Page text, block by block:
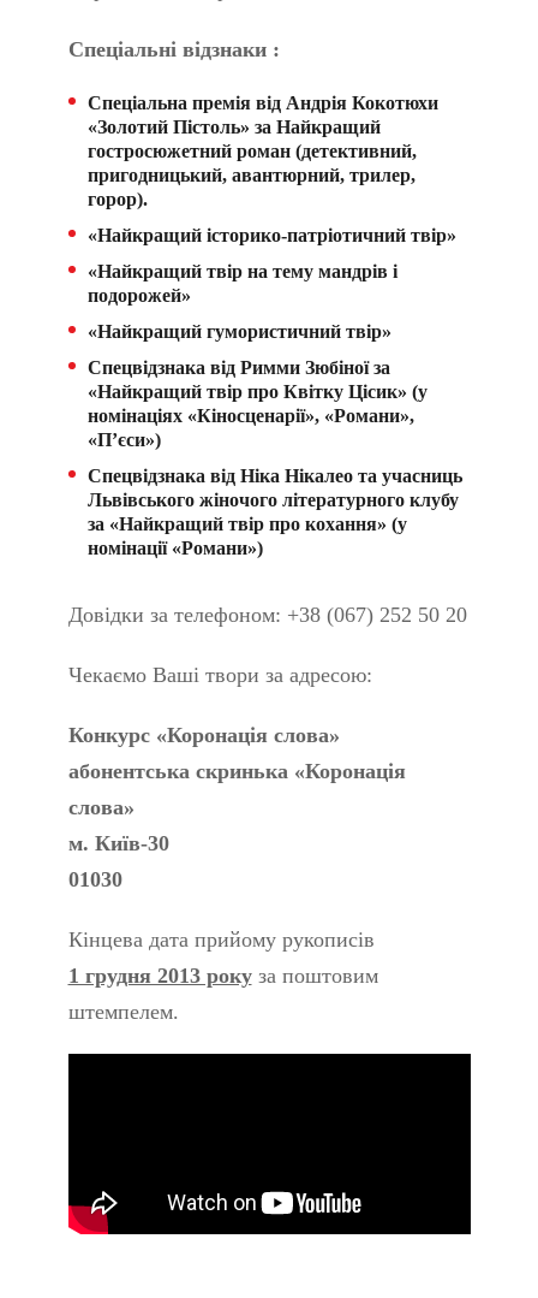
Спеціальні відзнаки :
Спеціальна премія від Андрія Кокотюхи
«Золотий Пістоль» за Найкращий
гостросюжетний роман (детективний,
пригодницький, авантюрний, трилер,
горор).
«Найкращий історико-патріотичний твір»
«Найкращий твір на тему мандрів і
подорожей»
«Найкращий гумористичний твір»
Спецвідзнака від Римми Зюбіної за
«Найкращий твір про Квітку Цісик» (у
номінаціях «Кіносценарії», «Романи»,
«П’єси»)
Спецвідзнака від Ніка Нікалео та учасниць
Львівського жіночого літературного клубу
за «Найкращий твір про кохання» (у
номінації «Романи»)
Довідки за телефоном: +38 (067) 252 50 20
Чекаємо Ваші твори за адресою:
Конкурс «Коронація слова»
абонентська скринька «Коронація
слова»
м. Київ-30
01030
Кінцева дата прийому рукописів
1 грудня 2013 рокуза поштовим
штемпелем.